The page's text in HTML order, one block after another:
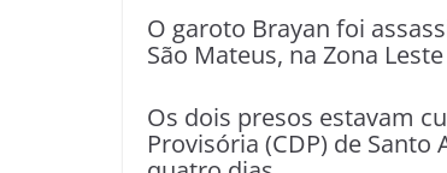
O garoto Brayan foi
São Mateus, na Zona
Os dois presos estavam
Provisória (CDP) de